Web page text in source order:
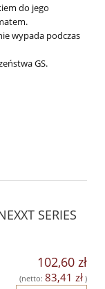
do jego
wypada podczas
GS.
SERIES
102,60 zł
(netto: 83,41 zł )